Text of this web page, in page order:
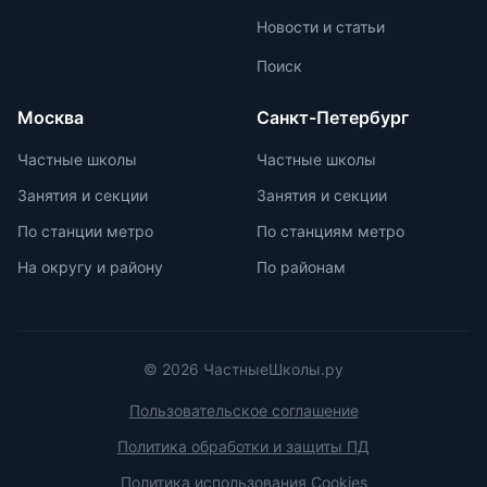
государственной аккредитации,
При выборе ранца проверяйтеНовости и статьи
Поиск
Москва
Частные школы
Занятия и секции
По станции метро
На округу и району
Санкт-Петербург
Частные школы
Занятия и секции
По станциям метро
По районам
© 2026 ЧастныеШколы.ру
Пользовательское соглашение
Политика обработки и защиты ПД
Политика использования Cookies